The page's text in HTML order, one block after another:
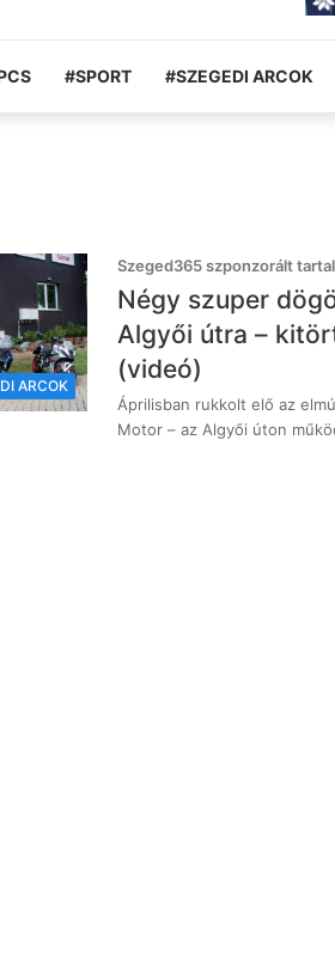
#SPORT #SZEGEDI ARCOK
ARCOK
Szeged365 szponzorált
Négy szuper
Algyői útra –
(videó)
Áprilisban rukkolt elő az
Motor – az Algyői úton